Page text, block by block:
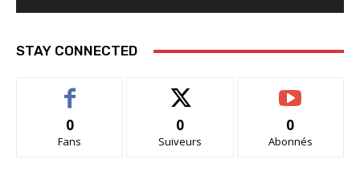
STAY CONNECTED
0
Fans
0
Suiveurs
0
Abonnés